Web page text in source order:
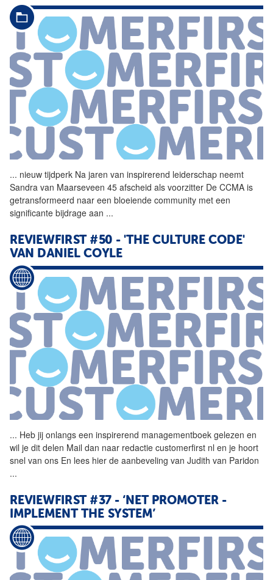
... nieuw tijdperk Na jaren van inspirerend leiderschap neemt
Sandra van Maarseveen 45 afscheid als voorzitter De CCMA is
getransformeerd naar een bloeiende community met een
significante bijdrage aan ...
REVIEWFIRST #50 - 'THE CULTURE CODE'
VAN DANIEL COYLE
... Heb jij onlangs een inspirerend managementboek gelezen en
wil je dit delen Mail dan naar redactie customerfirst nl en je hoort
snel van ons En lees hier de aanbeveling van Judith van Paridon
...
REVIEWFIRST #37 - ‘NET PROMOTER -
IMPLEMENT THE SYSTEM’